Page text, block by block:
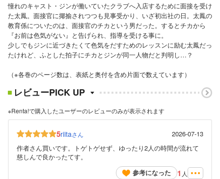
憧れのキャスト・ジンが働いていたクラブへ入店するために面接を受け
た太鳳。面接官に揶揄されつつも見事受かり、いざ初出社の日。太鳳の
教育係についたのは、面接官のチカという男だった。するとチカから
『お前は色気がない』と告げられ、指導を受ける事に。
少しでもジンに近づきたくて色気をだすためのレッスンに励む太鳳だっ
たけれど、ふとした拍子にチカとジンが同一人物だと判明し…？
（※各巻のページ数は、表紙と奥付を含め片面で数えています）
レビューPICK UP
※Renta!で購入したユーザーのレビューのみが表示されます
5riitaさん
2026-07-13
作者さん買いです。トゲトゲせず、ゆったり2人の時間が流れて
慈しんで良かったてす。
参考になった
1 人